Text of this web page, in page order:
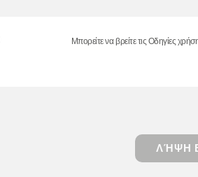
Μπορείτε να βρείτε τις Οδηγίες
ΛΉΨΗ